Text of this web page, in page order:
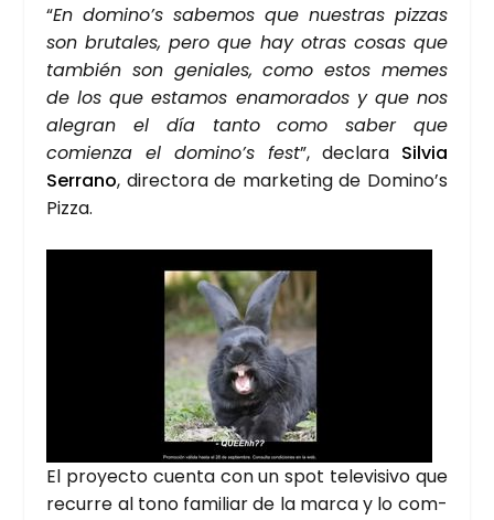
“En domino’s sabe­mos que nues­tras piz­zas
son bru­ta­les, pero que hay otras cosas que
tam­bién son genia­les, como estos memes
de los que esta­mos ena­mo­ra­dos y que nos
ale­gran el día tan­to como saber que
comien­za el domino’s fest”, decla­ra Sil­via
Serrano, direc­to­ra de mar­ke­ting de Domino’s
Piz­za.
El pro­yec­to cuen­ta con un spot tele­vi­si­vo que
recu­rre al tono fami­liar de la mar­ca y lo com­